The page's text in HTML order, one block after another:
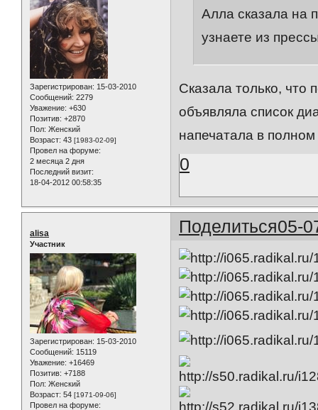
Зарегистрирован: 15-03-2010
Сообщений: 2279
Уважение: +630
Позитив: +2870
Пол: Женский
Возраст: 43 [1983-02-09]
Провел на форуме:
2 месяца 2 дня
Последний визит:
18-04-2012 00:58:35
Алла сказала на
узнаете из
Сказала только, что
объявляла список
напечатала в
0
Поделиться05-
alisa
Участник
Зарегистрирован: 15-03-2010
Сообщений: 15119
Уважение: +16469
Позитив: +7188
Пол: Женский
Возраст: 54 [1971-09-06]
Провел на форуме: